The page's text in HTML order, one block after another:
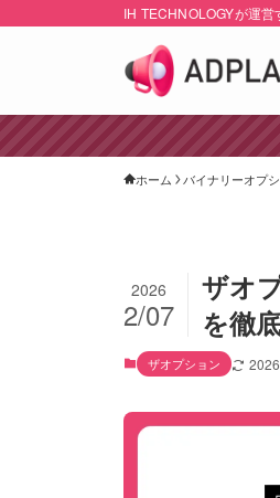
IH TECHNOLOGYが運
ホーム バイナリーオプ
ザオ
を徹
2026
2/07
ザオプション